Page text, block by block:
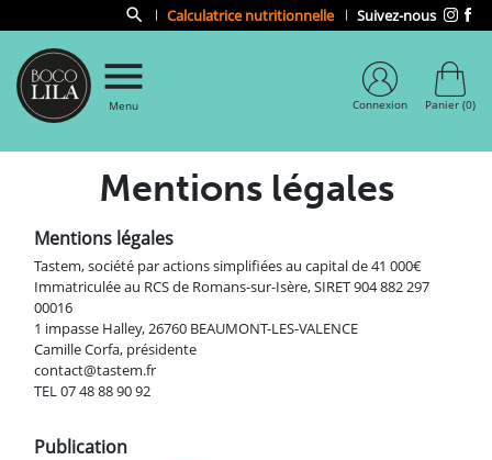
 Calculatrice nutritionnelle Suivez-nous

Menu Connexion Panier (0)
Mentions légales
Mentions légales
Tastem, société par actions simplifiées au capital de 41 000€
Immatriculée au RCS de Romans-sur-Isère, SIRET 904 882 297
00016
1 impasse Halley, 26760 BEAUMONT-LES-VALENCE
Camille Corfa, présidente
contact@tastem.fr
TEL 07 48 88 90 92
Publication